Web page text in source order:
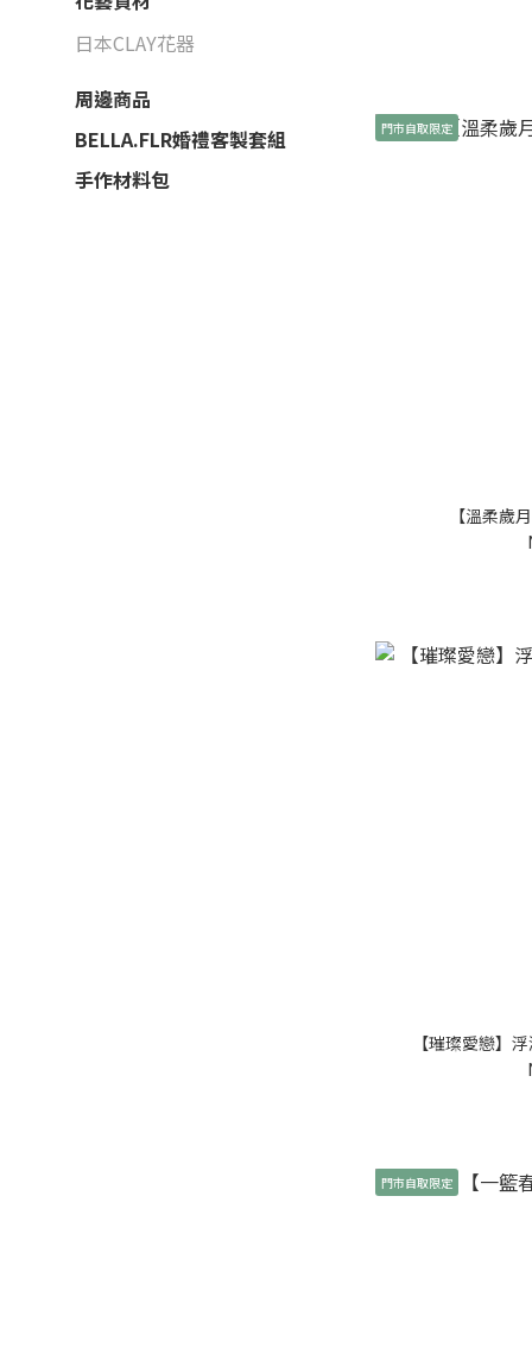
日本CLAY花器
周邊商品
BELLA.FLR婚禮客製套組
手作材料包
門市自取限定
【溫柔歲
【璀璨愛戀】
門市自取限定